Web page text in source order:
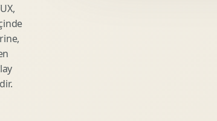
Tasarimi
Gorseli
Tasarimi